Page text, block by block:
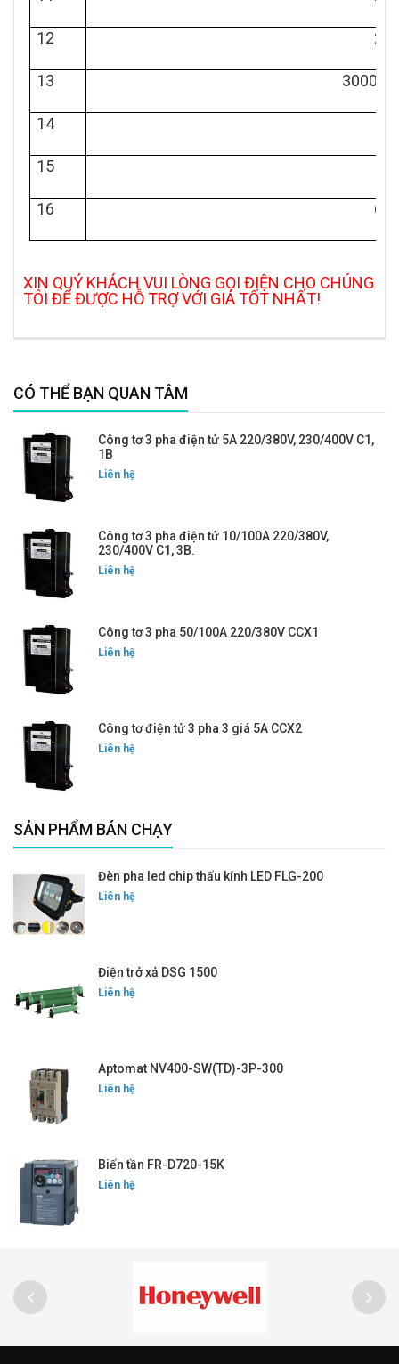
12
13 3000/
14
15
16
XIN QUÝ KHÁCH VUI LÒNG GỌI ĐIỆN CHO CHÚNG
TÔI ĐỂ ĐƯỢC HỖ TRỢ VỚI GIÁ TỐT NHẤT!
CÓ THỂ BẠN QUAN TÂM
Công tơ 3 pha điện tử 5A 220/380V, 230/400V C1,
1B
Liên hệ
Công tơ 3 pha điện tử 10/100A 220/380V,
230/400V C1, 3B.
Liên hệ
Công tơ 3 pha 50/100A 220/380V CCX1
Liên hệ
Công tơ điện tử 3 pha 3 giá 5A CCX2
Liên hệ
SẢN PHẨM BÁN CHẠY
Đèn pha led chip thấu kính LED FLG-200
Liên hệ
Điện trở xả DSG 1500
Liên hệ
Aptomat NV400-SW(TD)-3P-300
Liên hệ
Biến tần FR-D720-15K
Liên hệ